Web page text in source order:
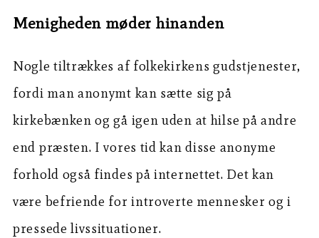
Menigheden møder hinanden
Nogle tiltrækkes af folkekirkens gudstjenester,
fordi man anonymt kan sætte sig på
kirkebænken og gå igen uden at hilse på andre
end præsten. I vores tid kan disse anonyme
forhold også findes på internettet. Det kan
være befriende for introverte mennesker og i
pressede livssituationer.